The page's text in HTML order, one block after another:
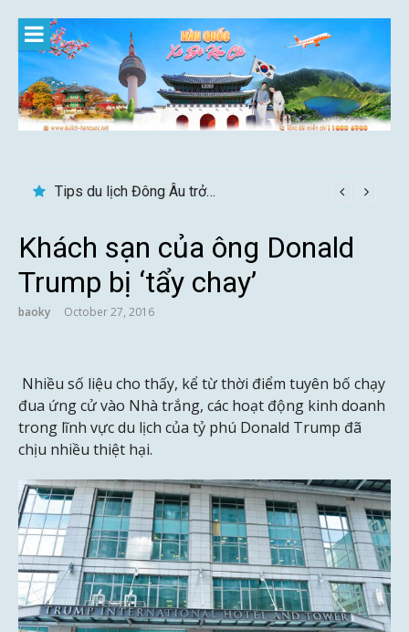
content
24h ở Thụy Sĩ nên đi đâu, chơi gì?
Tips du lịch Đông Âu trở nên trọn vẹn hơn
Khách sạn của ông Donald
Trump bị ‘tẩy chay’
baoky October 27, 2016
Nhiều số liệu cho thấy, kể từ thời điểm tuyên bố chạy
đua ứng cử vào Nhà trắng, các hoạt động kinh doanh
trong lĩnh vực du lịch của tỷ phú Donald Trump đã
chịu nhiều thiệt hại.